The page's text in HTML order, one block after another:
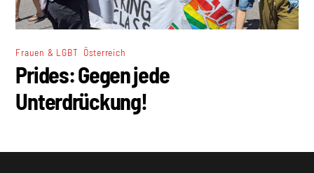
Frauen & LGBT Österreich
Prides: Gegen jede
Unterdrückung!